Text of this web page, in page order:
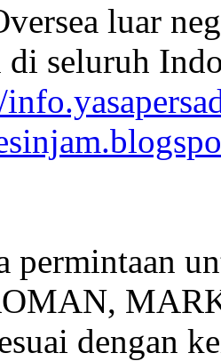
luar
di seluruh
permintaan
dengan